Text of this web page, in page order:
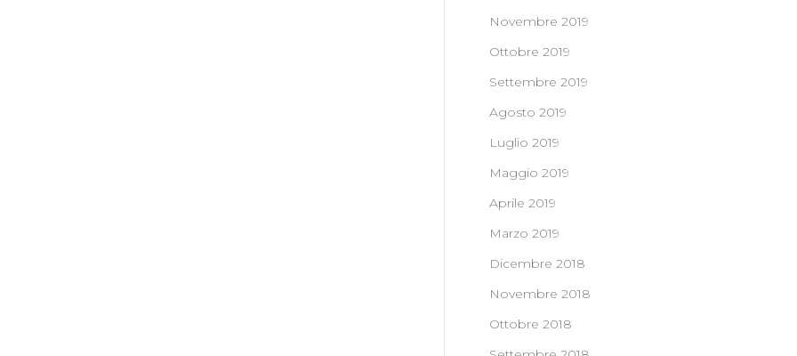
Novembre 2019
Ottobre 2019
Settembre 2019
Agosto 2019
Luglio 2019
Maggio 2019
Aprile 2019
Marzo 2019
Dicembre 2018
Novembre 2018
Ottobre 2018